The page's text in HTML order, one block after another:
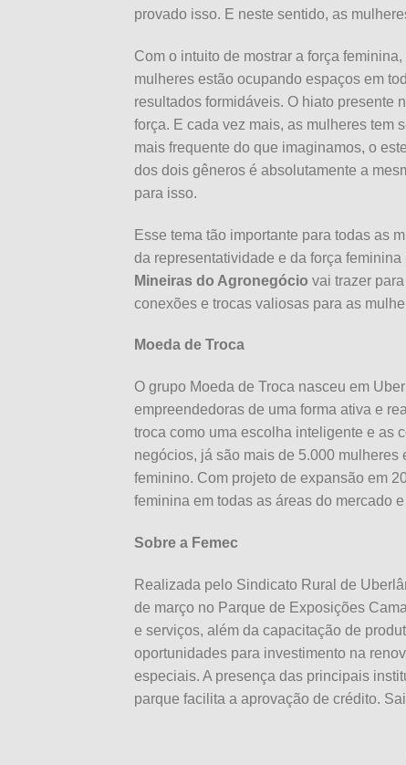
provado isso. E neste sentido, as
Com o intuito de mostrar a força
mulheres estão ocupando espaços em
resultados formidáveis. O hiato presente
força. E cada vez mais, as mulheres tem
mais frequente do que imaginamos, o
dos dois gêneros é absolutamente a
para isso.
Esse tema tão importante para todas as
da representatividade e da força
Mineiras do Agronegócio vai trazer
conexões e trocas valiosas para as
Moeda de Troca
O grupo Moeda de Troca nasceu em
empreendedoras de uma forma ativa e
troca como uma escolha inteligente e as
negócios, já são mais de 5.000
feminino. Com projeto de expansão em
feminina em todas as áreas do mercado
Sobre a Femec
Realizada pelo Sindicato Rural de
de março no Parque de Exposições
e serviços, além da capacitação de
oportunidades para investimento na
especiais. A presença das principais
parque facilita a aprovação de crédito.